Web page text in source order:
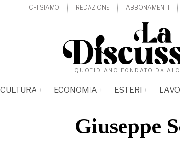
CHI SIAMO REDAZIONE ABBONAMENTI
QUOTIDIANO FONDATO DA
CULTURA ECONOMIA ESTERI
Giuseppe